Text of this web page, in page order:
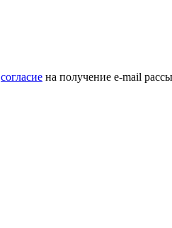
согласие на получение e-mail